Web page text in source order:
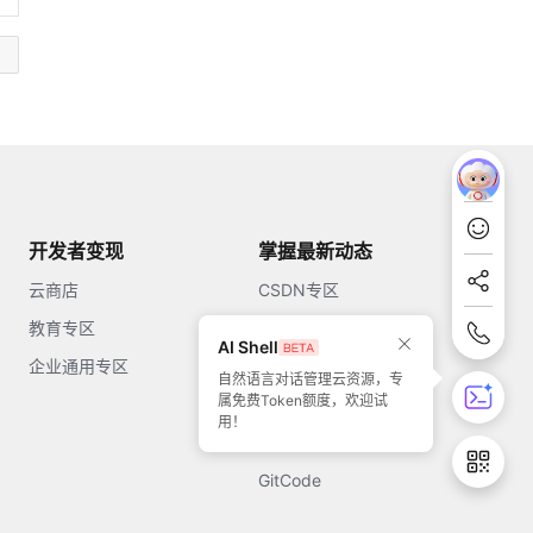
AI Shell
自然语言对话管理云资源，专
属免费Token额度，欢迎试
用！
开发者变现
云商店
教育专区
企业通用专区
掌握最新动态
CSDN专区
51CTO
GitCode